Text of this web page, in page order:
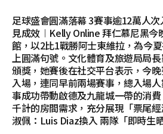
足球盛會圓滿落幕 3賽事逾12萬人
見成效︱Kelly Online 拜仁慕尼黑今
館，以2比1戰勝阿士東維拉，為今
上圓滿句號。文化體育及旅遊局局
頒獎，她賽後在社交平台表示，今
入場，連同早前兩場賽事，總入場
事成功帶動啟德及九龍城一帶的消
千計的房間需求，充分展現「票尾
淑佩：Luis Diaz換入 兩隊「即時生